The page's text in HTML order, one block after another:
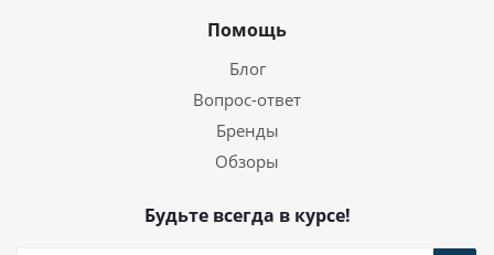
Помощь
Блог
Вопрос-ответ
Бренды
Обзоры
Будьте всегда в курсе!